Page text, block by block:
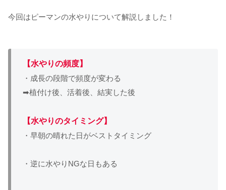
今回はピーマンの水やりについて解説しました！
【水やりの頻度】
・成長の段階で頻度が変わる
➡植付け後、活着後、結実した後
【水やりのタイミング】
・早朝の晴れた日がベストタイミング
・逆に水やりNGな日もある